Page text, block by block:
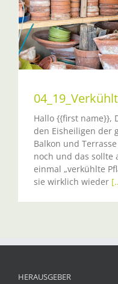
Hallo {{first name}},
den Eisheiligen der
Balkon und
noch und das sollte
einmal „verkühlte
sie wirklich wieder
HERAUSGEBER